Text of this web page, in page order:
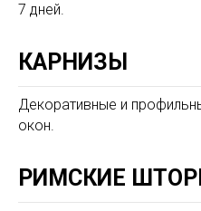
7 дней.
КАРНИЗЫ
Декоративные и
окон.
РИМСКИЕ